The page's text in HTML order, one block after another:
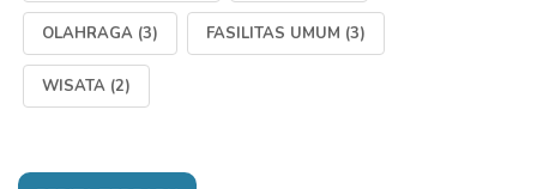
OLAHRAGA (3) FASILITAS UMUM (3)
WISATA (2)